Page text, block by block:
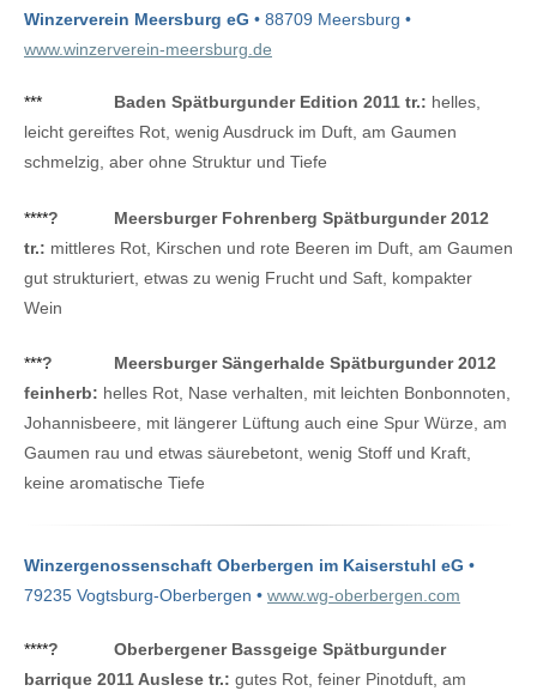
Winzerverein Meersburg eG • 88709 Meersburg •
www.winzerverein-meersburg.de
*** Baden Spätburgunder Edition 2011 tr.: helles,
leicht gereiftes Rot, wenig Ausdruck im Duft, am Gaumen
schmelzig, aber ohne Struktur und Tiefe
****?
Meersburger Fohrenberg Spätburgunder 2012
tr.: mittleres Rot, Kirschen und rote Beeren im Duft, am Gaumen
gut strukturiert, etwas zu wenig Frucht und Saft, kompakter
Wein
***?
Meersburger Sängerhalde Spätburgunder 2012
feinherb: helles Rot, Nase verhalten, mit leichten Bonbonnoten,
Johannisbeere, mit längerer Lüftung auch eine Spur Würze, am
Gaumen rau und etwas säurebetont, wenig Stoff und Kraft,
keine aromatische Tiefe
Winzergenossenschaft Oberbergen im Kaiserstuhl eG •
79235 Vogtsburg-Oberbergen • www.wg-oberbergen.com
****?
Oberbergener Bassgeige Spätburgunder
barrique 2011 Auslese tr.: gutes Rot, feiner Pinotduft, am